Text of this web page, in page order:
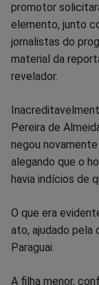
promotor
elemento, junto
jornalistas do
material da
revelador.
Pereira de
negou
alegando que o
havia indícios de
O que era
ato, ajudado pela
Paraguai.
A filha menor,